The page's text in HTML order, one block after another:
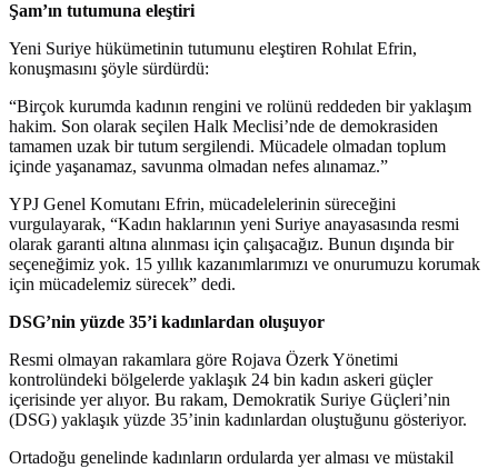
Şam’ın tutumuna eleştiri
Yeni Suriye hükümetinin tutumunu eleştiren Rohılat Efrin,
konuşmasını şöyle sürdürdü:
“Birçok kurumda kadının rengini ve rolünü reddeden bir yaklaşım
hakim. Son olarak seçilen Halk Meclisi’nde de demokrasiden
tamamen uzak bir tutum sergilendi. Mücadele olmadan toplum
içinde yaşanamaz, savunma olmadan nefes alınamaz.”
YPJ Genel Komutanı Efrin, mücadelelerinin süreceğini
vurgulayarak, “Kadın haklarının yeni Suriye anayasasında resmi
olarak garanti altına alınması için çalışacağız. Bunun dışında bir
seçeneğimiz yok. 15 yıllık kazanımlarımızı ve onurumuzu korumak
için mücadelemiz sürecek” dedi.
DSG’nin yüzde 35’i kadınlardan oluşuyor
Resmi olmayan rakamlara göre Rojava Özerk Yönetimi
kontrolündeki bölgelerde yaklaşık 24 bin kadın askeri güçler
içerisinde yer alıyor. Bu rakam, Demokratik Suriye Güçleri’nin
(DSG) yaklaşık yüzde 35’inin kadınlardan oluştuğunu gösteriyor.
Ortadoğu genelinde kadınların ordularda yer alması ve müstakil